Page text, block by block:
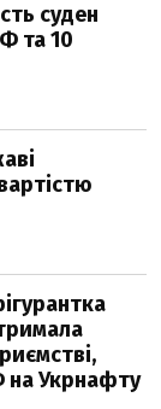
суден
та 10
на Укрнафту